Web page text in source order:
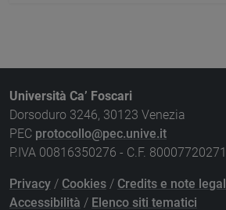
Università Ca’ Foscari
Dorsoduro 3246, 30123 Venezia
PEC protocollo@pec.unive.it
P.IVA 00816350276 - C.F. 80007720271
Privacy / Cookies / Credits e note
Accessibilità / Elenco siti tematici